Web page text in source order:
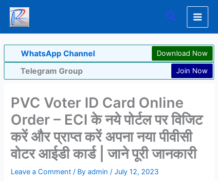
Skip
content
Search
WhatsApp Channel Download Now
Telegram Group Join Now
PVC Voter ID Card Online
Order – ECI के नये पोर्टल पर विजिट
करें और प्राप्त करें अपना नया पीवीसी
वोटर आईडी कार्ड | जाने पूरी जानकारी
Leave a Comment / Byadmin/July 12, 2023